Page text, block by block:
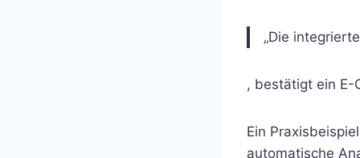
„Die
, bestätigt ein E-
Ein
automatische